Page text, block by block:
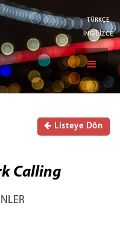
TÜRKÇE
İNGİLİZCE
Listeye Dön
Calling